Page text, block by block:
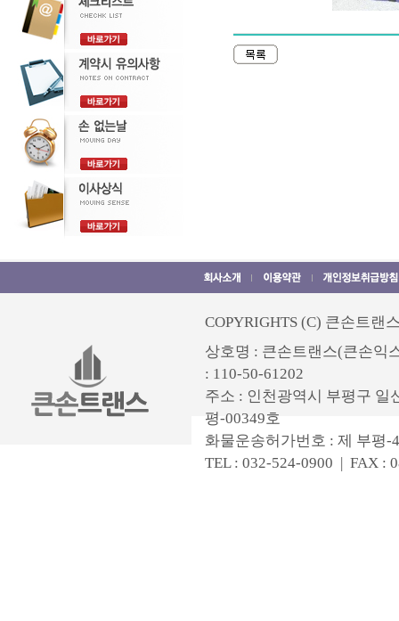
COPYRIGHTS (C) 큰손트랜
상호명 : 큰손트랜스(큰손
: 110-50-61202
주소 : 인천광역시 부평구
평-00349호
화물운송허가번호 : 제 부평
TEL : 032-524-0900 | FAX :